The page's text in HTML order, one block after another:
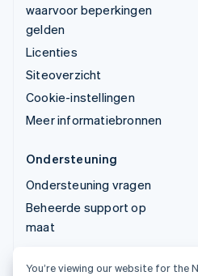
waarvoor beperkingen
gelden
Licenties
Siteoverzicht
Cookie-instellingen
Meer informatiebronnen
Ondersteuning
Ondersteuning vragen
Beheerde support op
maat
© 2026 Stripe, LLC
You’re viewing our website for the